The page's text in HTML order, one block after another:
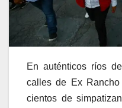
En auténticos ríos
calles de Ex
cientos de